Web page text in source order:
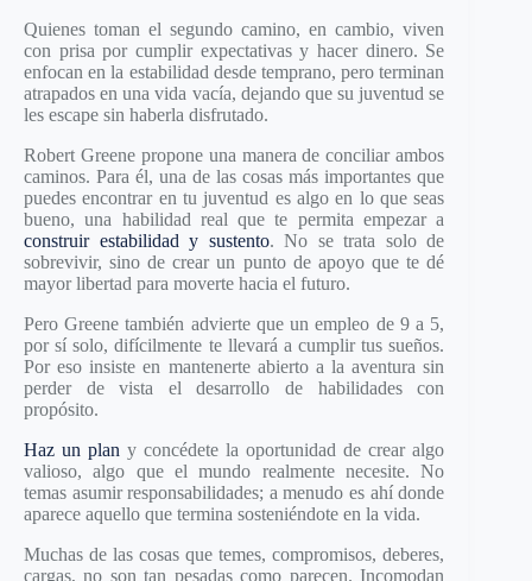
Quienes toman el segundo camino, en cambio, viven
con prisa por cumplir expectativas y hacer dinero. Se
enfocan en la estabilidad desde temprano, pero terminan
atrapados en una vida vacía, dejando que su juventud se
les escape sin haberla disfrutado.
Robert Greene propone una manera de conciliar ambos
caminos. Para él, una de las cosas más importantes que
puedes encontrar en tu juventud es algo en lo que seas
bueno, una habilidad real que te permita empezar a
construir estabilidad y sustento. No se trata solo de
sobrevivir, sino de crear un punto de apoyo que te dé
mayor libertad para moverte hacia el futuro.
Pero Greene también advierte que un empleo de 9 a 5,
por sí solo, difícilmente te llevará a cumplir tus sueños.
Por eso insiste en mantenerte abierto a la aventura sin
perder de vista el desarrollo de habilidades con
propósito.
Haz un plan y concédete la oportunidad de crear algo
valioso, algo que el mundo realmente necesite. No
temas asumir responsabilidades; a menudo es ahí donde
aparece aquello que termina sosteniéndote en la vida.
Muchas de las cosas que temes, compromisos, deberes,
cargas, no son tan pesadas como parecen. Incomodan